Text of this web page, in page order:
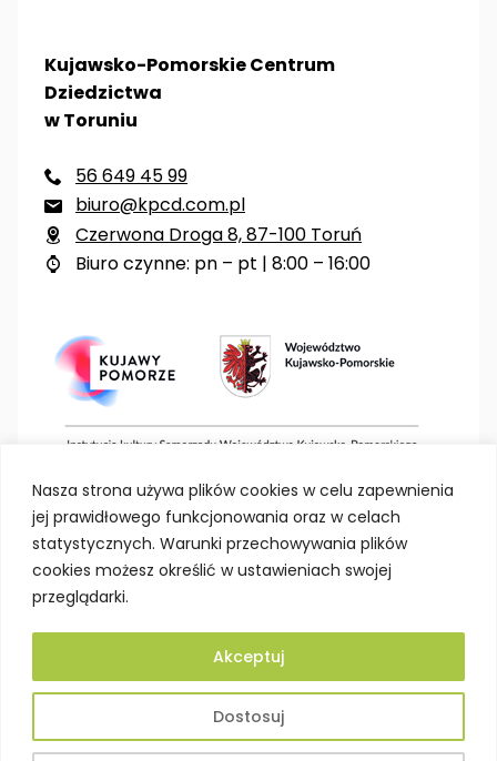
Nasza strona używa plików cookies w celu zapewnienia
jej prawidłowego funkcjonowania oraz w celach
statystycznych. Warunki przechowywania plików
cookies możesz określić w ustawieniach swojej
przeglądarki.
Dostosuj
Akceptuj
Kujawsko-Pomorskie Centrum
Dziedzictwa
w Toruniu
 56 649 45 99
 biuro@kpcd.com.pl
 Czerwona Droga 8, 87-100 Toruń
 Biuro czynne: pn – pt | 8:00 – 16:00
Deklaracja dostępności
Polityka prywatności
Projektowanie stron Toruń